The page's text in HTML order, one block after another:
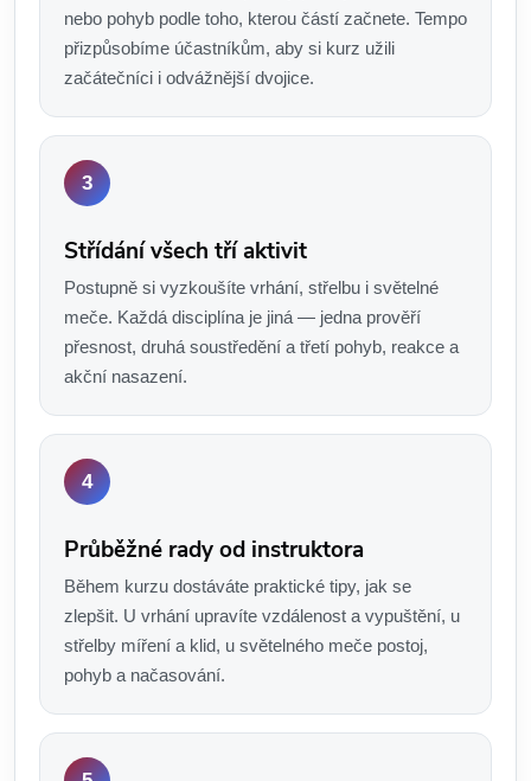
nebo pohyb podle toho, kterou částí začnete. Tempo
přizpůsobíme účastníkům, aby si kurz užili
začátečníci i odvážnější dvojice.
Střídání všech tří aktivit
Postupně si vyzkoušíte vrhání, střelbu i světelné
meče. Každá disciplína je jiná — jedna prověří
přesnost, druhá soustředění a třetí pohyb, reakce a
akční nasazení.
Průběžné rady od instruktora
Během kurzu dostáváte praktické tipy, jak se
zlepšit. U vrhání upravíte vzdálenost a vypuštění, u
střelby míření a klid, u světelného meče postoj,
pohyb a načasování.